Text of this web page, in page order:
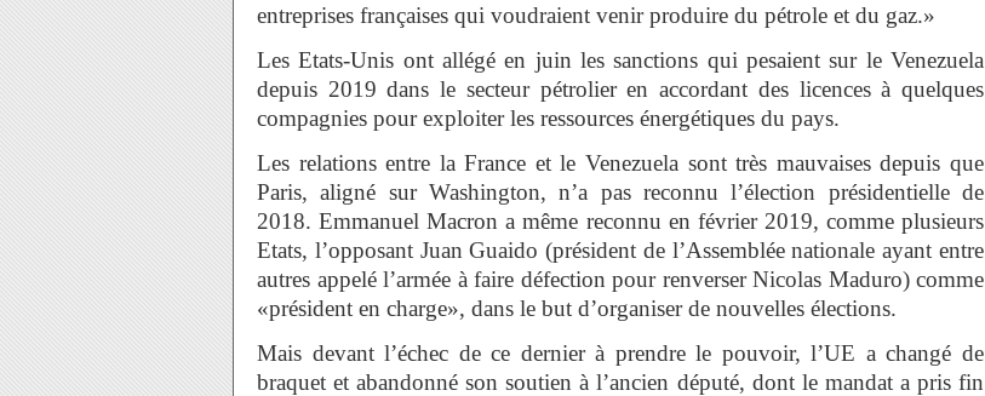
entreprises françaises qui voudraient venir produire du pétrole et du gaz.»
Les Etats-Unis ont allégé en juin les sanctions qui pesaient sur le Venezuela
depuis 2019 dans le secteur pétrolier en accordant des licences à quelques
compagnies pour exploiter les ressources énergétiques du pays.
Les relations entre la France et le Venezuela sont très mauvaises depuis que
Paris, aligné sur Washington, n’a pas reconnu l’élection présidentielle de
2018. Emmanuel Macron a même reconnu en février 2019, comme plusieurs
Etats, l’opposant Juan Guaido (président de l’Assemblée nationale ayant entre
autres appelé l’armée à faire défection pour renverser Nicolas Maduro) comme
«président en charge», dans le but d’organiser de nouvelles élections.
Mais devant l’échec de ce dernier à prendre le pouvoir, l’UE a changé de
braquet et abandonné son soutien à l’ancien député, dont le mandat a pris fin